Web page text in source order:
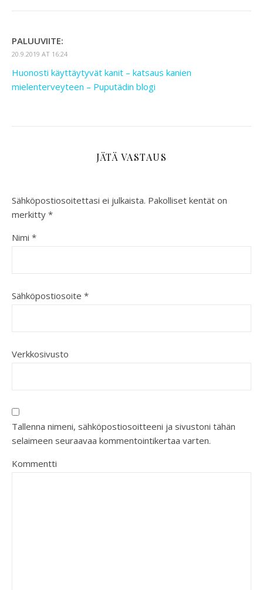
PALUUVIITE:
20.9.2019 AT 16:24
Huonosti käyttäytyvät kanit – katsaus kanien
mielenterveyteen – Puputädin blogi
JÄTÄ VASTAUS
Sähköpostiosoitettasi ei julkaista. Pakolliset kentät on
merkitty *
Nimi *
Sähköpostiosoite *
Verkkosivusto
Tallenna nimeni, sähköpostiosoitteeni ja sivustoni tähän
selaimeen seuraavaa kommentointikertaa varten.
Kommentti